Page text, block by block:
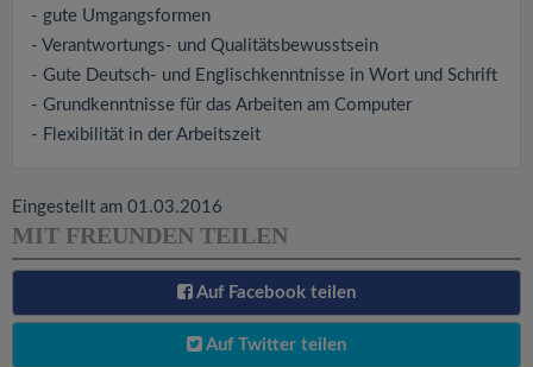
- gute Umgangsformen
- Verantwortungs- und Qualitätsbewusstsein
- Gute Deutsch- und Englischkenntnisse in Wort und Schrift
- Grundkenntnisse für das Arbeiten am Computer
- Flexibilität in der Arbeitszeit
Eingestellt am 01.03.2016
MIT FREUNDEN TEILEN
Auf Facebook teilen
Auf Twitter teilen